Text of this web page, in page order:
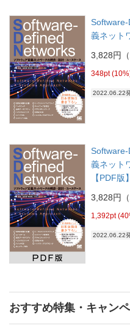
Software-
義ネット
3,828円（
348pt
2022.06.22
Software-
義ネット
【PDF版】
3,828円（
1,392pt
2022.06.22
おすすめ特集・キャン